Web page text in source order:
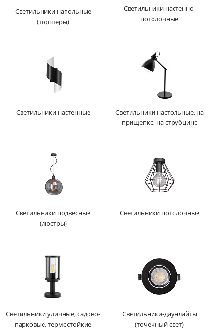
Светильники напольные
(торшеры)
Светильники настенно-
потолочные
Светильники настенные
Светильники настольные, на
прищепке, на струбцине
Светильники подвесные
(люстры)
Светильники потолочные
Светильники уличные, садово-
парковые, термостойкие
Светильники-даунлайты
(точечный свет)